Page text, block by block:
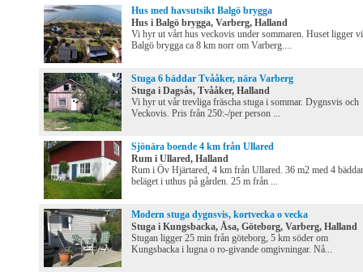
Hus med havsutsikt Balgö brygga
Hus i Balgö brygga, Varberg, Halland
Vi hyr ut vårt hus veckovis under sommaren. Huset ligger
Balgö brygga ca 8 km norr om Varberg....
Stuga 6 bäddar Tvååker, nära Varberg
Stuga i Dagsås, Tvååker, Halland
Vi hyr ut vår trevliga fräscha stuga i sommar. Dygnsvis och
Veckovis. Pris från 250:-/per person ...
Sjönära boende 4 km från Ullared
Rum i Ullared, Halland
Rum i Öv Hjärtared, 4 km från Ullared. 36 m2 med 4
beläget i uthus på gården. 25 m från ...
Modern stuga dygnsvis, kortvecka o vecka
Stuga i Kungsbacka, Åsa, Göteborg, Varberg, Halland
Stugan ligger 25 min från göteborg, 5 km söder om
Kungsbacka i lugna o ro-givande omgivningar. Nå...